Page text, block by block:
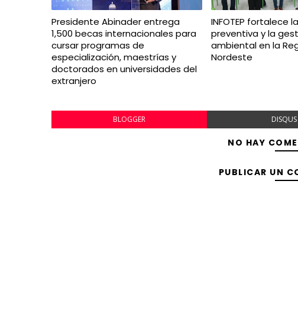
Presidente Abinader entrega
1,500 becas internacionales para
cursar programas de
especialización, maestrías y
doctorados en universidades del
extranjero
INFOTEP fortalece
preventiva y la
ambiental en la
Nordeste
BLOGGER DISQUS
NO HAY
PUBLICAR UN